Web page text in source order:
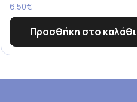
6.50€
Προσθήκη στο καλάθι